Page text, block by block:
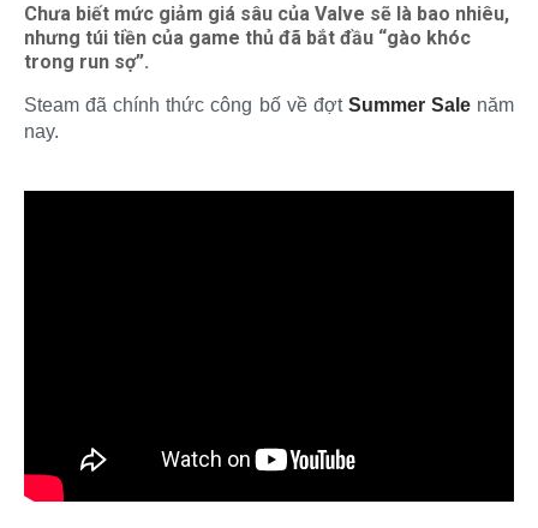
Chưa biết mức giảm giá sâu của Valve sẽ là bao nhiêu,
nhưng túi tiền của game thủ đã bắt đầu “gào khóc
trong run sợ”.
Steam đã chính thức công bố về đợt Summer Salenăm
nay.